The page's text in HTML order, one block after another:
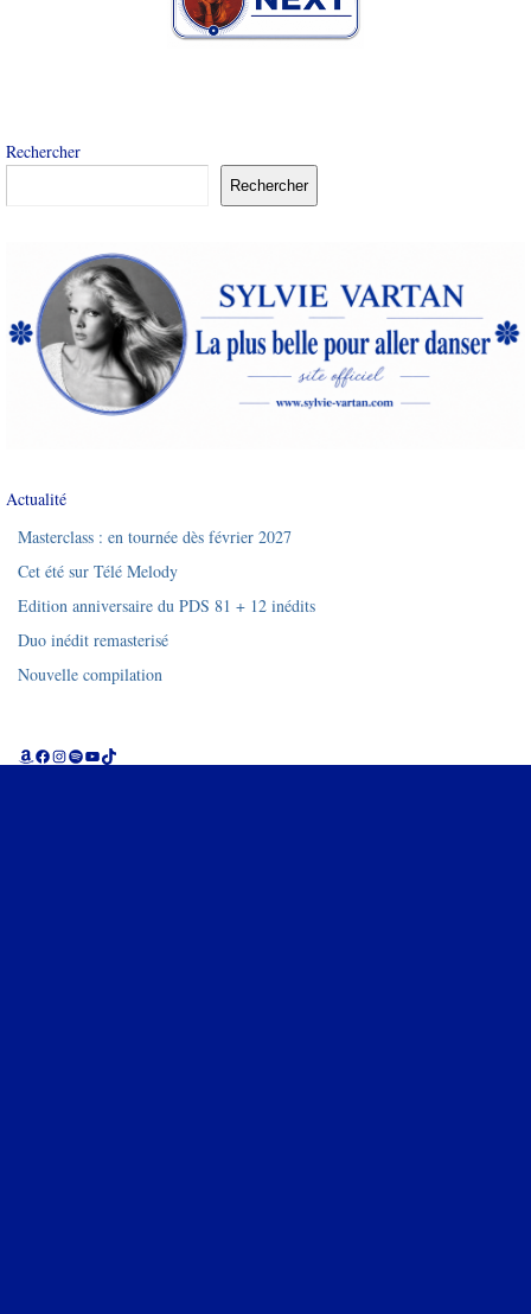
Rechercher
Rechercher
Actualité
Masterclass : en tournée dès février 2027
Cet été sur Télé Melody
Edition anniversaire du PDS 81 + 12 inédits
Duo inédit remasterisé
Nouvelle compilation
Amazon
Facebook
Instagram
Spotify
YouTube
TikTok